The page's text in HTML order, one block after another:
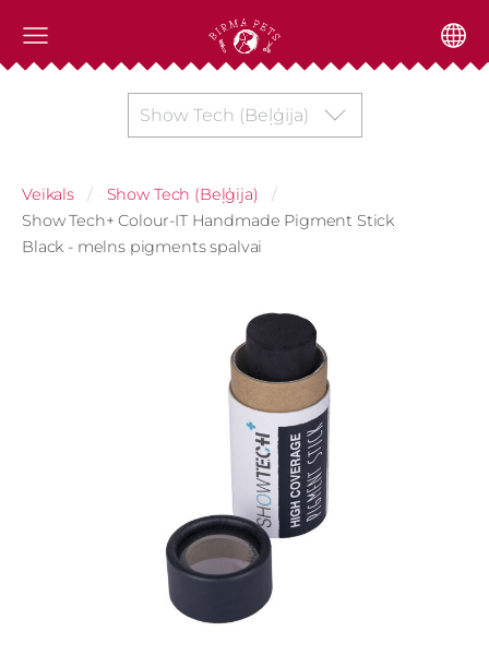
Show Tech (Beļģija)
Veikals
Show Tech (Beļģija)
Show Tech+ Colour-IT Handmade Pigment Stick
Black - melns pigments spalvai